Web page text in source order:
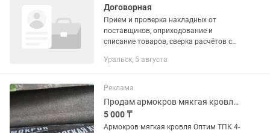
Договорная
Прием и проверка накладных от
поставщиков, оприходование и
списание товаров, сверка расчётов с
кассовых аппаратов, ведение кассовых
Уральск, 5 августа
Реклама
Продам армокров мякгая кровля ТПК 4-0.верхний слой стекловолокно
5 000 ₸
Армокров мягкая кровля Оптим ТПК 4-